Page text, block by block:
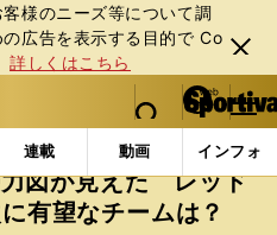
様のニーズ等について調
広告を表⽰する⽬的で Co
詳しくはこちら
閉じ
る
web Sportiva (webスポルティーバ)
検索
マイペ
ー
ジ
メニュ
連載 動画 インフォ
モーター F1 2024シーズン
図が見えた レッド
有望なチームは？